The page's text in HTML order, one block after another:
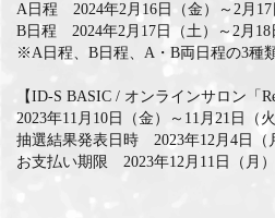
A日程 2024年2月16日（金）～2月17
B日程 2024年2月17日（土）～2月18
※A日程、B日程、A・B両日程の3種
【ID-S BASIC / オンラインサロン「
2023年11月10日（金）～11月21日（
抽選結果発表日時 2023年12月4日（
お支払い期限 2023年12月11日（月